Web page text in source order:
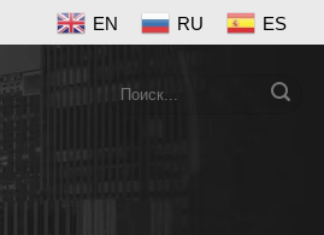
EN RU ES
Search